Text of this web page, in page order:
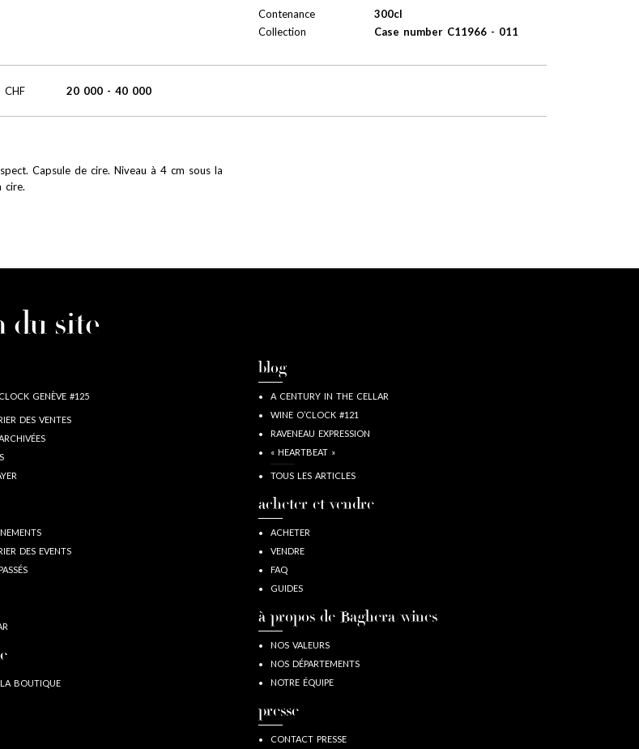
Contenance
300cl
Collection
Case number C11966 - 011
CHF 20 000 - 40 000
Capsule de cire. Niveau à 4 cm sous la
cire.
du site
GENÈVE #125
DES VENTES
DES EVENTS
BOUTIQUE
blog
A CENTURY IN THE CELLAR
WINE O’CLOCK #121
RAVENEAU EXPRESSION
« HEARTBEAT »
TOUS LES ARTICLES
acheter et vendre
ACHETER
VENDRE
FAQ
GUIDES
à propos de Baghera/wines
NOS VALEURS
NOS DÉPARTEMENTS
NOTRE ÉQUIPE
presse
CONTACT PRESSE